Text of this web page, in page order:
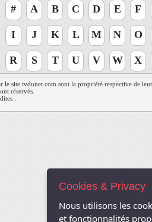
# A B C D E F
I J K L M N O
R S T U V W X
le site tvdunet.com sont la propriété respective de
réservés.
.
Cookies & Privacy
Nous utilisons les
et fonctionnalités